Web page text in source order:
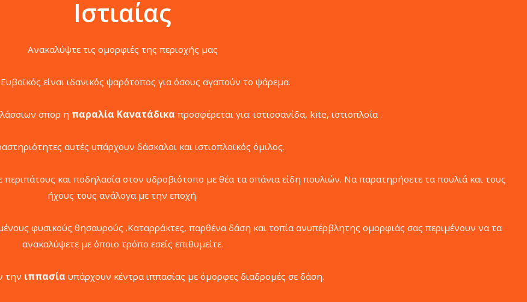
Ιστιαίας
Ανακαλύψτε τις ομορφιές της περιοχής μας
είναι ιδανικός ψαρότοπος για όσους αγαπούν το ψάρεμα.
σπορ η παραλία Κανατάδικα προσφέρεται για: ιστιοσανίδα, kite, ιστιοπλοΐα .
αυτές υπάρχουν δάσκαλοι και ιστιοπλοϊκός όμιλος.
και ποδηλασία στον υδροβιότοπο με θέα τα σπάνια είδη πουλιών. Να παρατηρήσετε τα πουλιά και τους
ήχους τους ανάλογα με την εποχή.
φυσικούς θησαυρούς .Καταρράκτες, παρθένα δάση και τοπία ανυπέρβλητης ομορφιάς σας περιμένουν να τα
ανακαλύψετε με όποιο τρόπο εσείς επιθυμείτε.
την ιππασία υπάρχουν κέντρα ιππασίας με όμορφες διαδρομές σε δάση.